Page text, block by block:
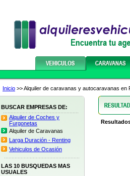
Inicio >> Alquiler de caravanas y autocaravanas en
BUSCAR EMPRESAS DE:
Alquiler de Coches y
Furgonetas
Alquiler de Caravanas
Larga Duración - Renting
Vehiculos de Ocasión
LAS 10 BUSQUEDAS MAS
USUALES